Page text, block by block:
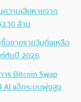
ความเสียหายจาก
ล้าน
อขายรายวันดิ่งเหลือ
ต้นปี 2026
าร Bitcoin Swap
AI แฮ็กระบบพุ่งสูง